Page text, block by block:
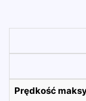
Prędkość